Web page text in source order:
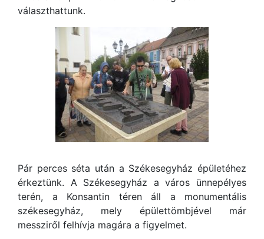
választhattunk.
Pár perces séta után a Székesegyház épületéhez
érkeztünk. A Székesegyház a város ünnepélyes
terén, a Konsantin téren áll a monumentális
székesegyház, mely épülettömbjével már
messziről felhívja magára a figyelmet.